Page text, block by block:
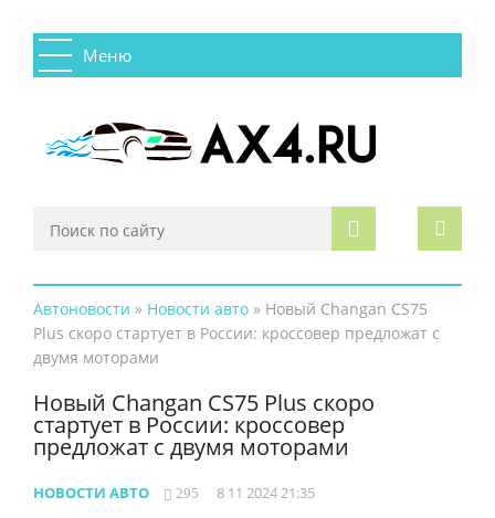
Меню
Автоновости » Новости авто » Новый Changan CS75
Plus скоро стартует в России: кроссовер предложат с
двумя моторами
Новый Changan CS75 Plus скоро
стартует в России: кроссовер
предложат с двумя моторами
НОВОСТИ АВТО 295 8 11 2024 21:35